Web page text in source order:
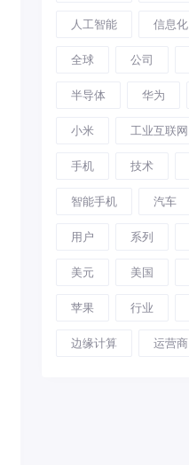
人工智能 信息化
全球 公司
半导体 华为
小米 工业互联网
手机 技术
智能手机 汽车
用户 系列
美元 美国
苹果 行业
边缘计算 运营商